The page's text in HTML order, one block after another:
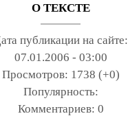
О ТЕКСТЕ
публикации на сайте:
07.01.2006 - 03:00
Просмотров: 1738 (+0)
Популярность:
Комментариев: 0